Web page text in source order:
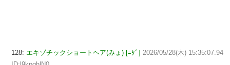
128: エキゾチックショートヘア(みょ) [ﾆﾀﾞ] 2026/05/28(木) 15:35:07.94